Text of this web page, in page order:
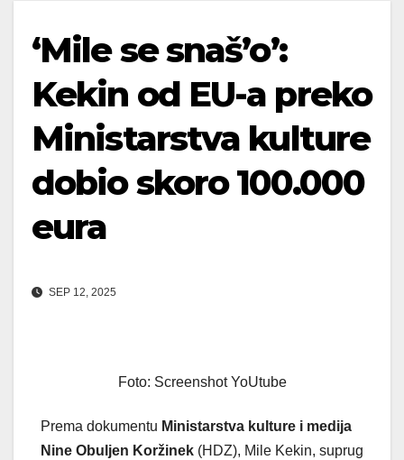
‘Mile se snaš’o’:
Kekin od EU-a preko
Ministarstva kulture
dobio skoro 100.000
eura
SEP 12, 2025
Foto: Screenshot YoUtube
Prema dokumentu Ministarstva kulture i medija
Nine Obuljen Koržinek (HDZ), Mile Kekin, suprug